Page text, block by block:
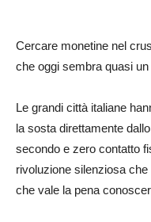
Cercare monetine nel
che oggi sembra quasi
Le grandi città italiane
la sosta direttamente
secondo e zero contatto
rivoluzione silenziosa
che vale la pena